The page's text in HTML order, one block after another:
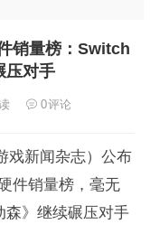
销量榜：Switch
压对手
0评论
戏新闻杂志）公布
件销量榜，毫无
森》继续碾压对手